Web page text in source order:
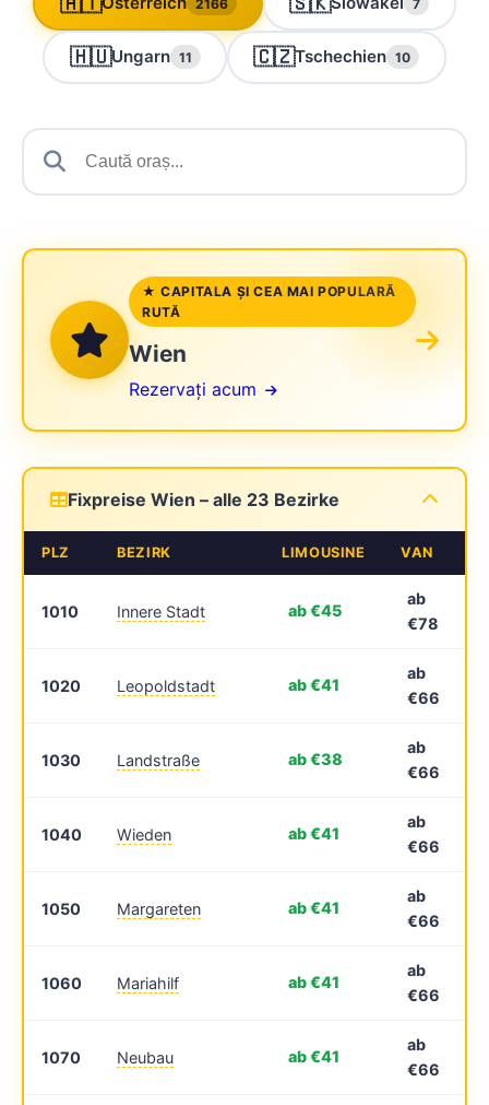
2166 7
🇭🇺Ungarn 11 🇨🇿Tschechien 10
★ CAPITALA ȘI CEA MAI POPULARĂ
RUTĂ
Wien
Rezervați acum
Fixpreise Wien – alle 23 Bezirke
PLZ BEZIRK LIMOUSINE VAN
1010 Innere Stadt ab €45
ab
€78
1020 Leopoldstadt ab €41
ab
€66
1030 Landstraße ab €38
ab
€66
1040 Wieden ab €41
ab
€66
1050 Margareten ab €41
ab
€66
1060 Mariahilf ab €41
ab
€66
1070 Neubau ab €41
ab
€66